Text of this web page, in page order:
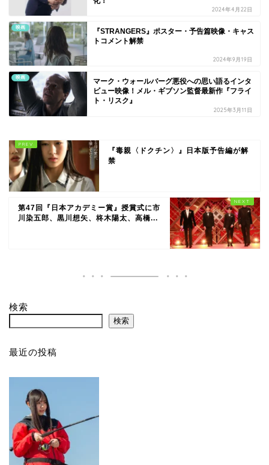
2024年4月22日
映画
『STRANGERS』ポスター・予告篇映像・キャス
トコメント解禁
2024年9月19日
映画
マーク・ウォールバーグ悪役への思い語るインタ
ビュー映像！メル・ギブソン監督最新作『フライ
ト・リスク』
2025年3月11日
『毒親〈ドクチン〉』日本版予告編が解
禁
第47回『日本アカデミー賞』授賞式に市
川染五郎、黒川想矢、柊木陽太、高橋...
検索
検索
最近の投稿